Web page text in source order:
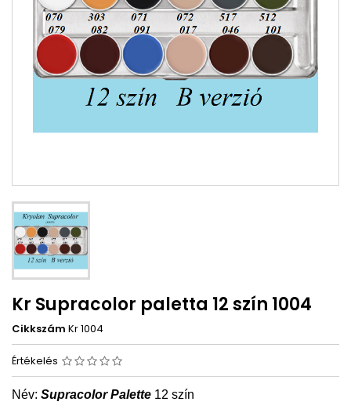
Kr Supracolor paletta 12 szín 1004
Cikkszám Kr 1004
Értékelés
Név: Supracolor Palette 12 szín